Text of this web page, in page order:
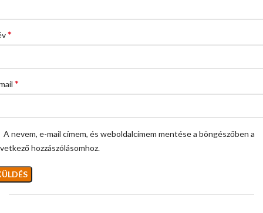
*
*
A nevem, e-mail címem, és weboldalcímem mentése a böngészőben a
hozzászólásomhoz.